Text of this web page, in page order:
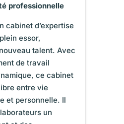
professionnelle
cabinet d’expertise
essor,
talent. Avec
de travail
ce cabinet
entre vie
et personnelle. Il
un